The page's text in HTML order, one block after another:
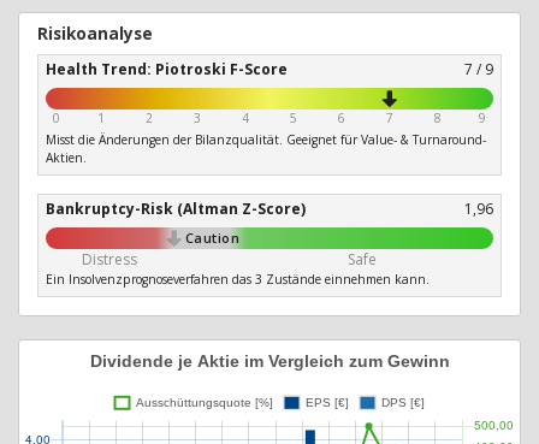
Risikoanalyse
Health Trend: Piotroski F-Score 7 / 9
0 1 2 3 4 5 6 7 8
9
Misst die Änderungen der Bilanzqualität. Geeignet für Value- & Turnaround-
Aktien.
Bankruptcy-Risk (Altman Z-Score) 1,96
Caution
Distress Safe
Ein Insolvenzprognoseverfahren das 3 Zustände einnehmen kann.